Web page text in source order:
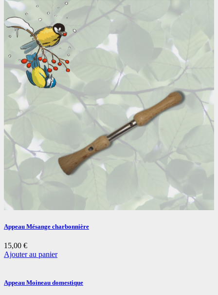
Appeau Mésange charbonnière
15,00 €
Ajouter au panier
Appeau Moineau domestique